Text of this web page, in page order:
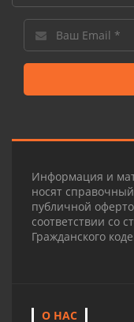
Информация и
носят
публичной
соответствии со
Гражданского
О НАС